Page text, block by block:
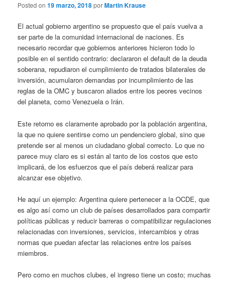
Posted on19 marzo, 2018porMartin Krause
El actual gobierno argentino se propuesto que el país vuelva a
ser parte de la comunidad internacional de naciones. Es
necesario recordar que gobiernos anteriores hicieron todo lo
posible en el sentido contrario: declararon el default de la deuda
soberana, repudiaron el cumplimiento de tratados bilaterales de
inversión, acumularon demandas por incumplimiento de las
reglas de la OMC y buscaron aliados entre los peores vecinos
del planeta, como Venezuela o Irán.
Este retorno es claramente aprobado por la población argentina,
la que no quiere sentirse como un pendenciero global, sino que
pretende ser al menos un ciudadano global correcto. Lo que no
parece muy claro es si están al tanto de los costos que esto
implicará, de los esfuerzos que el país deberá realizar para
alcanzar ese objetivo.
He aquí un ejemplo: Argentina quiere pertenecer a la OCDE, que
es algo así como un club de países desarrollados para compartir
políticas públicas y reducir barreras o compatibilizar regulaciones
relacionadas con inversiones, servicios, intercambios y otras
normas que puedan afectar las relaciones entre los países
miembros.
Pero como en muchos clubes, el ingreso tiene un costo; muchas